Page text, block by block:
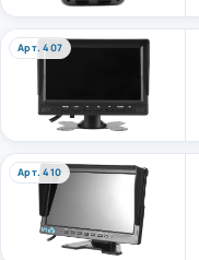
Арт. 407
Арт. 410